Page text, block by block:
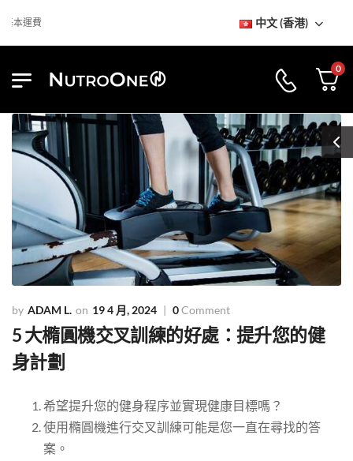
費 中文 (香港)
0
ADAM L. 19 4 月, 2024 0Comment
5 大橢圓機交叉訓練的好處：提升您的健
身計劃
希望提升您的健身程序並實現健康目標嗎？
使用橢圓機進行交叉訓練可能是您一直在尋找的答
案。